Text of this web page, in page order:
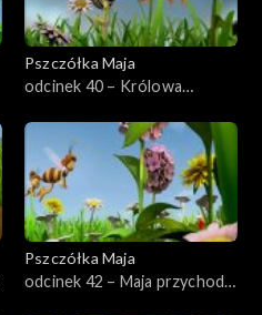
Pszczółka Maja
odcinek 40 – Królowa
Pszczółka Maja
odcinek 42 – Maja przychodzi